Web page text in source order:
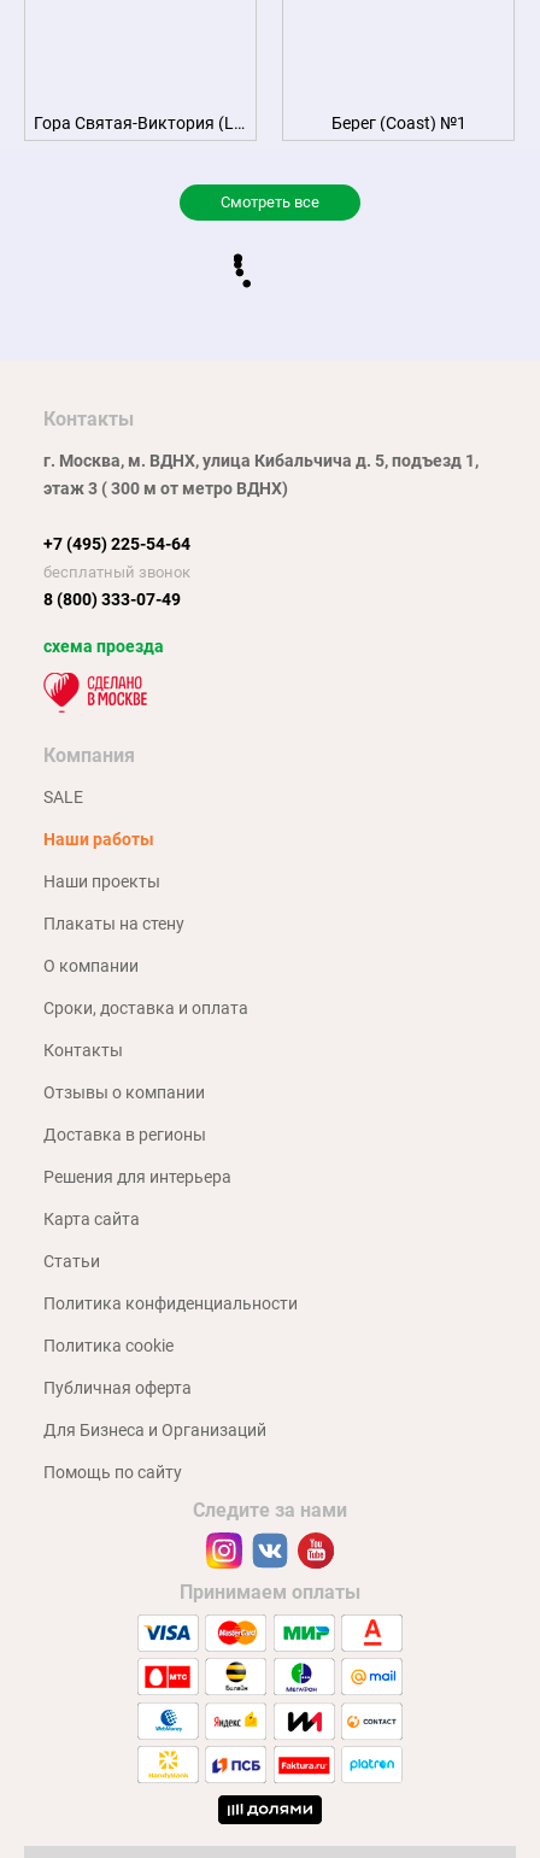
Гора Святая-Виктория (La Montagne Sainte-Victoire) №9 Берег (Coast) №1
Смотреть все
Контакты
г. Москва, м. ВДНХ, улица Кибальчича д. 5, подъезд 1,
этаж 3 ( 300 м от метро ВДНХ)
+7 (495) 225-54-64
бесплатный звонок
8 (800) 333-07-49
схема проезда
Компания
SALE
Наши работы
Наши проекты
Плакаты на стену
О компании
Сроки, доставка и оплата
Контакты
Отзывы о компании
Доставка в регионы
Решения для интерьера
Карта сайта
Статьи
Политика конфиденциальности
Политика cookie
Публичная оферта
Для Бизнеса и Организаций
Помощь по сайту
Следите за нами
Принимаем оплаты